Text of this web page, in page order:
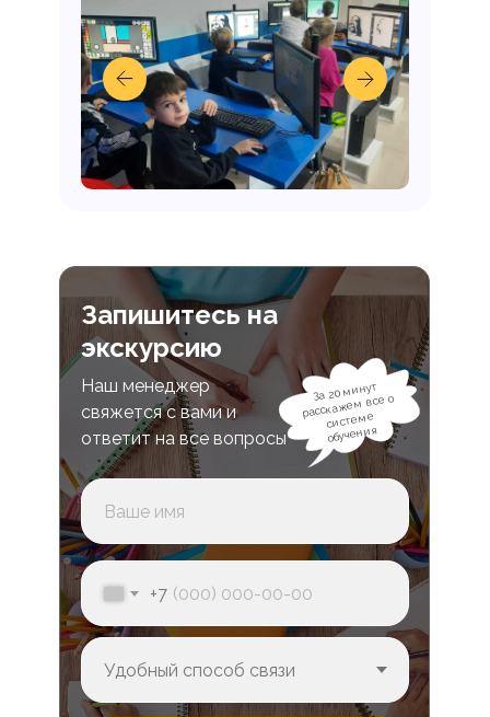
Запишитесь на
экскурсию
Наш менеджер
свяжется с вами и
ответит на все вопросы
За 20 минут
расскажем все о
системе
обучения
+7